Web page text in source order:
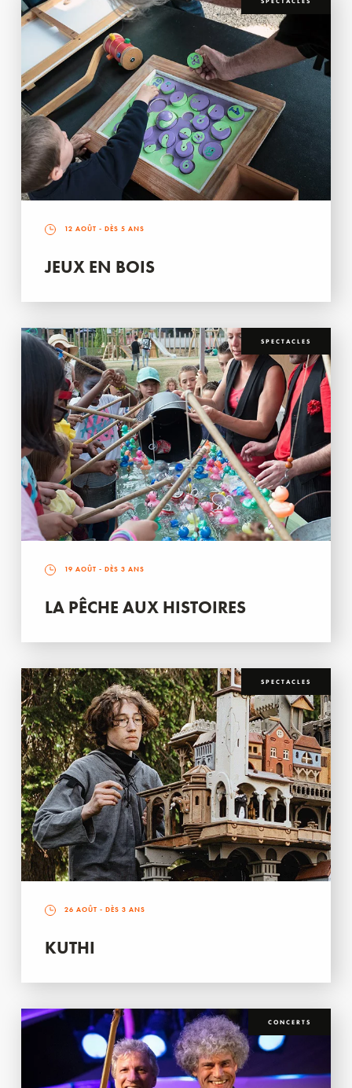
12 AOÛT - DÈS 5 ANS
JEUX EN BOIS
SPECTACLES
19 AOÛT - DÈS 3 ANS
LA PÊCHE AUX HISTOIRES
SPECTACLES
26 AOÛT - DÈS 3 ANS
KUTHI
CONCERTS